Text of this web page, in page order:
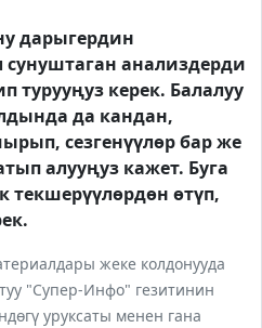
дарыгердин
сунуштаган анализдерди
керек. Балалуу
да кандан,
сезгенүүлөр бар же
алууңуз кажет. Буга
өтүп,
жеке колдонууда
"Супер-Инфо" гезитинин
уруксаты менен гана